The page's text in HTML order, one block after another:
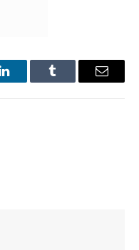
LinkedInTumblr Email